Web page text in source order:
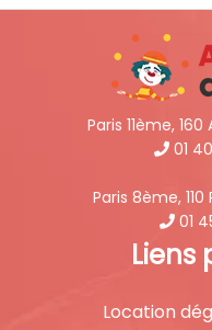
Paris 11ème,
01
Paris 8ème,
01
Liens
Location